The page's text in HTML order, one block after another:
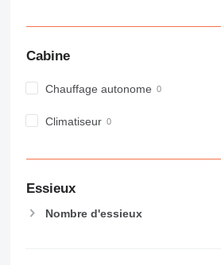
CS
E-series
GC
MH
Cabine
Chauffage autonome
Climatiseur
Essieux
Nombre d'essieux